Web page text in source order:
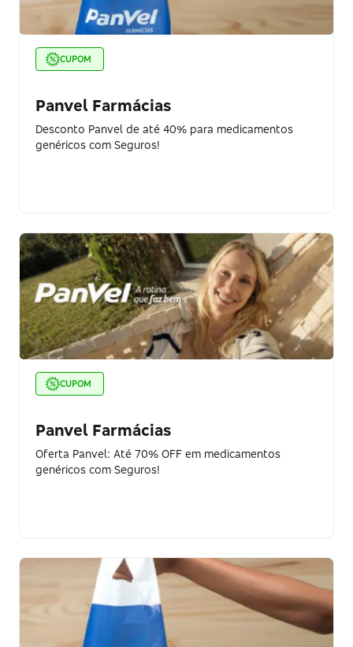
CUPOM
Panvel Farmácias
Desconto Panvel de até 40% para medicamentos
genéricos com Seguros!
CUPOM
Panvel Farmácias
Oferta Panvel: Até 70% OFF em medicamentos
genéricos com Seguros!